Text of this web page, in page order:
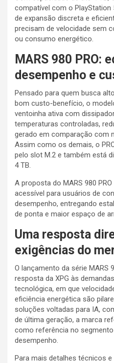
compatível com o
de expansão discreta e
precisam de velocidade sem
ou consumo energético.
MARS 980 PRO:
desempenho e
Pensado para quem busca
bom custo-benefício, o
ventoinha ativa com
temperaturas controladas,
gerado em comparação com
Assim como os demais, o
pelo slot M.2 e também está
4 TB.
A proposta do MARS 980
acessível para usuários de
desempenho, entregando
de ponta e maior espaço de
Uma resposta
exigências do
O lançamento da série MARS
resposta da XPG às
tecnológica, em que
eficiência energética são
soluções voltadas para IA,
de última geração, a marca
como referência no
desempenho.
Para mais detalhes técnicos